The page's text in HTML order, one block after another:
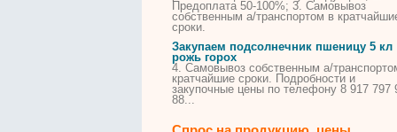
Предоплата 50-100%; 3. Самовывоз
собственным а/транспортом в
сроки.
Закупаем подсолнечник пшеницу 5 кл
рожь горох
4. Самовывоз собственным а/
кратчайшие сроки. Подробности и
закупочные цены по телефону 8 917 797
88...